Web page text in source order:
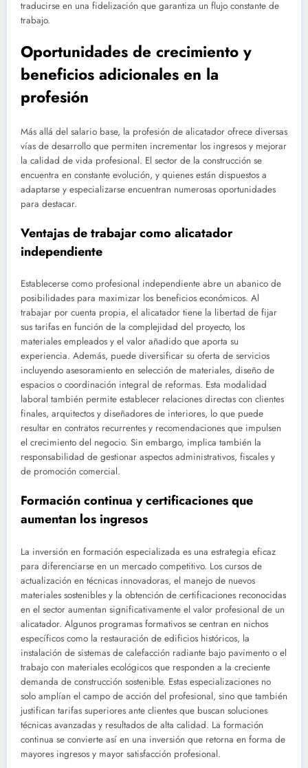
traducirse en una fidelización que garantiza un flujo constante de
trabajo.
Oportunidades de crecimiento y
beneficios adicionales en la
profesión
Más allá del salario base, la profesión de alicatador ofrece diversas
vías de desarrollo que permiten incrementar los ingresos y mejorar
la calidad de vida profesional. El sector de la construcción se
encuentra en constante evolución, y quienes están dispuestos a
adaptarse y especializarse encuentran numerosas oportunidades
para destacar.
Ventajas de trabajar como alicatador
independiente
Establecerse como profesional independiente abre un abanico de
posibilidades para maximizar los beneficios económicos. Al
trabajar por cuenta propia, el alicatador tiene la libertad de fijar
sus tarifas en función de la complejidad del proyecto, los
materiales empleados y el valor añadido que aporta su
experiencia. Además, puede diversificar su oferta de servicios
incluyendo asesoramiento en selección de materiales, diseño de
espacios o coordinación integral de reformas. Esta modalidad
laboral también permite establecer relaciones directas con clientes
finales, arquitectos y diseñadores de interiores, lo que puede
resultar en contratos recurrentes y recomendaciones que impulsen
el crecimiento del negocio. Sin embargo, implica también la
responsabilidad de gestionar aspectos administrativos, fiscales y
de promoción comercial.
Formación continua y certificaciones que
aumentan los ingresos
La inversión en formación especializada es una estrategia eficaz
para diferenciarse en un mercado competitivo. Los cursos de
actualización en técnicas innovadoras, el manejo de nuevos
materiales sostenibles y la obtención de certificaciones reconocidas
en el sector aumentan significativamente el valor profesional de un
alicatador. Algunos programas formativos se centran en nichos
específicos como la restauración de edificios históricos, la
instalación de sistemas de calefacción radiante bajo pavimento o el
trabajo con materiales ecológicos que responden a la creciente
demanda de construcción sostenible. Estas especializaciones no
solo amplían el campo de acción del profesional, sino que también
justifican tarifas superiores ante clientes que buscan soluciones
técnicas avanzadas y resultados de alta calidad. La formación
continua se convierte así en una inversión que retorna en forma de
mayores ingresos y mayor satisfacción profesional.